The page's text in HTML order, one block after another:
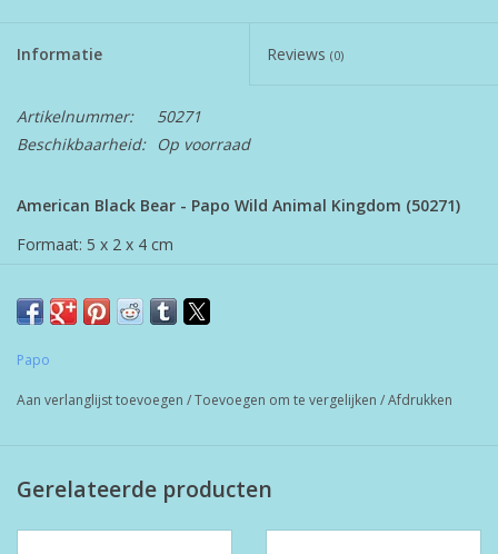
Informatie Reviews (0)
Artikelnummer:
50271
Beschikbaarheid:
Op voorraad
American Black Bear - Papo Wild Animal Kingdom (50271)
Formaat: 5 x 2 x 4 cm
Papo
Aan verlanglijst toevoegen /Toevoegen om te vergelijken /Afdrukken
Gerelateerde producten